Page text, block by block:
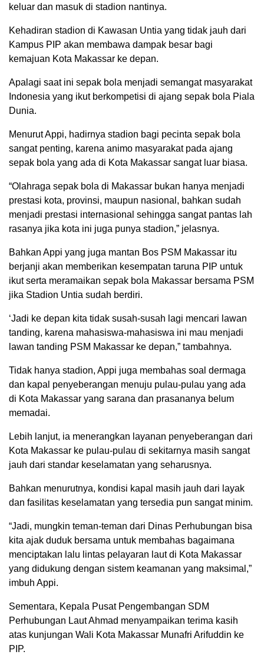
keluar dan masuk di stadion nantinya.
Kehadiran stadion di Kawasan Untia yang tidak jauh dari
Kampus PIP akan membawa dampak besar bagi
kemajuan Kota Makassar ke depan.
Apalagi saat ini sepak bola menjadi semangat masyarakat
Indonesia yang ikut berkompetisi di ajang sepak bola Piala
Dunia.
Menurut Appi, hadirnya stadion bagi pecinta sepak bola
sangat penting, karena animo masyarakat pada ajang
sepak bola yang ada di Kota Makassar sangat luar biasa.
“Olahraga sepak bola di Makassar bukan hanya menjadi
prestasi kota, provinsi, maupun nasional, bahkan sudah
menjadi prestasi internasional sehingga sangat pantas lah
rasanya jika kota ini juga punya stadion,” jelasnya.
Bahkan Appi yang juga mantan Bos PSM Makassar itu
berjanji akan memberikan kesempatan taruna PIP untuk
ikut serta meramaikan sepak bola Makassar bersama PSM
jika Stadion Untia sudah berdiri.
‘Jadi ke depan kita tidak susah-susah lagi mencari lawan
tanding, karena mahasiswa-mahasiswa ini mau menjadi
lawan tanding PSM Makassar ke depan,” tambahnya.
Tidak hanya stadion, Appi juga membahas soal dermaga
dan kapal penyeberangan menuju pulau-pulau yang ada
di Kota Makassar yang sarana dan prasananya belum
memadai.
Lebih lanjut, ia menerangkan layanan penyeberangan dari
Kota Makassar ke pulau-pulau di sekitarnya masih sangat
jauh dari standar keselamatan yang seharusnya.
Bahkan menurutnya, kondisi kapal masih jauh dari layak
dan fasilitas keselamatan yang tersedia pun sangat minim.
“Jadi, mungkin teman-teman dari Dinas Perhubungan bisa
kita ajak duduk bersama untuk membahas bagaimana
menciptakan lalu lintas pelayaran laut di Kota Makassar
yang didukung dengan sistem keamanan yang maksimal,”
imbuh Appi.
Sementara, Kepala Pusat Pengembangan SDM
Perhubungan Laut Ahmad menyampaikan terima kasih
atas kunjungan Wali Kota Makassar Munafri Arifuddin ke
PIP.